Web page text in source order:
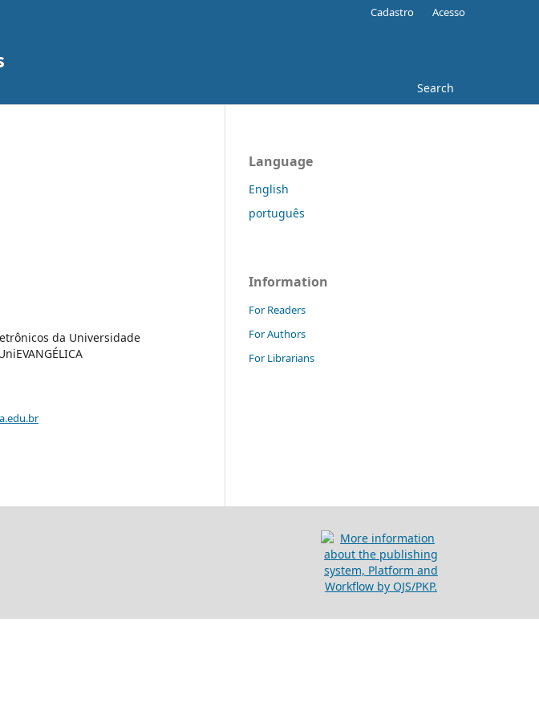
Search
Cadastro Acesso
da Universidade
Language
English
português
Information
For Readers
For Authors
For Librarians